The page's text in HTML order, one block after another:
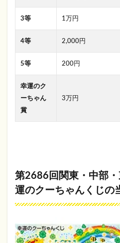
3等 1万円
4等 2,000円
5等 200円
幸運のク
ーちゃん
賞
3万円
第2686回関東・中部
運のクーちゃんくじの